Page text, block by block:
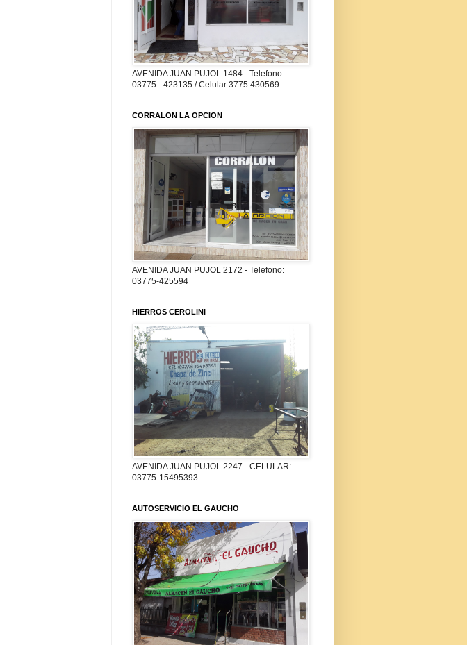
AVENIDA JUAN PUJOL 1484 - Telefono
03775 - 423135 / Celular 3775 430569
CORRALON LA OPCION
AVENIDA JUAN PUJOL 2172 - Telefono:
03775-425594
HIERROS CEROLINI
AVENIDA JUAN PUJOL 2247 - CELULAR:
03775-15495393
AUTOSERVICIO EL GAUCHO